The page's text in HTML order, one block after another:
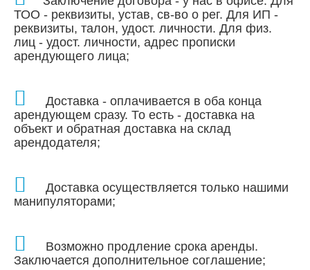
ТОО - реквизиты, устав, св-во о рег. Для ИП -
реквизиты, талон, удост. личности. Для физ.
лиц - удост. личности, адрес прописки
арендующего лица;
Доставка - оплачивается в оба конца
арендующем сразу. То есть - доставка на
объект и обратная доставка на склад
арендодателя;
Доставка осуществляется только нашими
манипуляторами;
Возможно продление срока аренды.
Заключается дополнительное соглашение;